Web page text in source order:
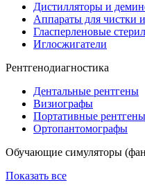
Дистилляторы и
Аппараты для чистки
Гласперленовые
Иглосжигатели
Рентгенодиагностика
Дентальные рентгены
Визиографы
Портативные рентгены
Ортопантомографы
Обучающие симуляторы
Показать все